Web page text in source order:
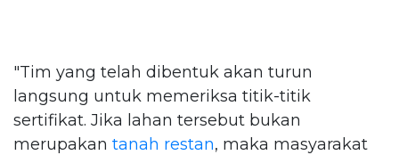
"Tim yang telah dibentuk akan turun
langsung untuk memeriksa titik-titik
sertifikat. Jika lahan tersebut bukan
merupakan tanah restan, maka masyarakat